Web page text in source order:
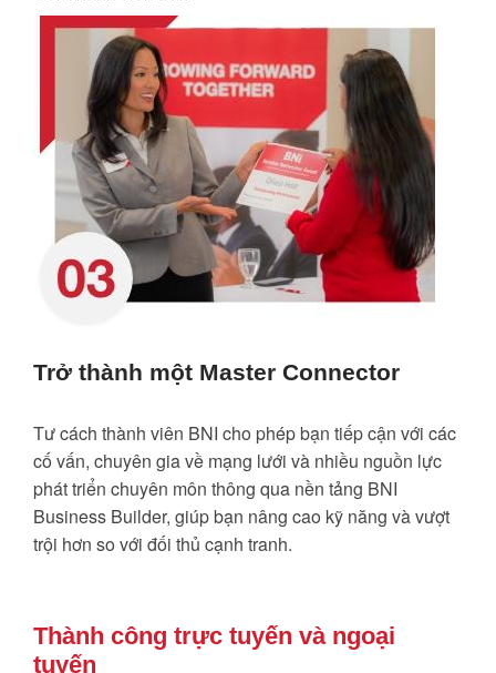
Trở thành một Master Connector
Tư cách thành viên BNI cho phép bạn tiếp cận với các
cố vấn, chuyên gia về mạng lưới và nhiều nguồn lực
phát triển chuyên môn thông qua nền tảng BNI
Business Builder, giúp bạn nâng cao kỹ năng và vượt
trội hơn so với đối thủ cạnh tranh.
Thành công trực tuyến và ngoại
tuyến